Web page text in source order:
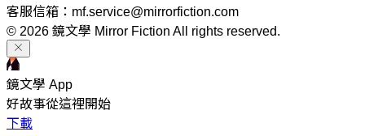
客服信箱：mf.service@mirrorfiction.com
© 2026 鏡文學 Mirror Fiction All rights reserved.
鏡文學 App
好故事從這裡開始
下載